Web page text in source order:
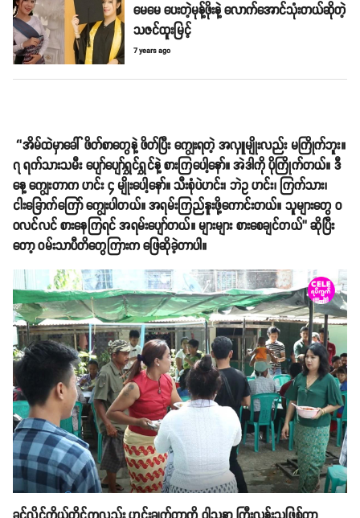
မေမေ ပေးတဲ့မုန့်ဖိုးနဲ့ လောက်အောင်သုံးတယ်ဆိုတဲ့
သဇင်ထူးမြင့်
7 years ago
‘’အိမ်ထဲမှာခေါ် ဖိတ်စာတွေနဲ့ ဖိတ်ပြီး ကျွေးရတဲ့ အလှူမျိုးလည်း မကြိုက်ဘူး။
၇ ရက်သားသမီး ပျော်ပျော်ရွှင်ရွှင်နဲ့ စားကြပေါ့နော်။ အဲဒါကို ပိုကြိုက်တယ်။ ဒီ
နေ့ ကျွေးတာက ဟင်း ၄ မျိုးပေါ့နော်။ သီးစုံပဲဟင်း၊ ဘဲဥ ဟင်း၊ ကြက်သား၊
ငါးခြောက်ကြော် ကျွေးပါတယ်။ အရမ်းကြည်နူးဖို့ကောင်းတယ်။ သူများတွေ ဝ
ဝလင်လင် စားနေကြရင် အရမ်းပျော်တယ်။ များများ စားစေချင်တယ်’’ ဆိုပြီး
တော့ ဝမ်းသာပီတိတွေကြားက ဖြေဆိုခဲ့တာပါ။